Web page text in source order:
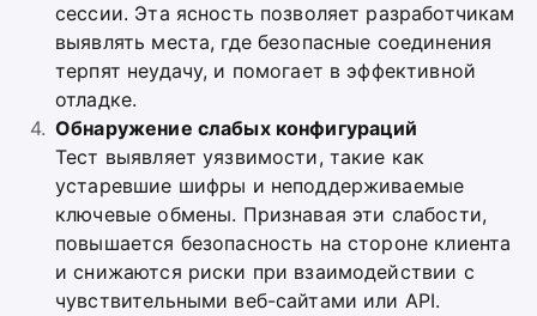
сессии. Эта ясность позволяет разработчикам
выявлять места, где безопасные соединения
терпят неудачу, и помогает в эффективной
отладке.
Обнаружение слабых конфигураций
Тест выявляет уязвимости, такие как
устаревшие шифры и неподдерживаемые
ключевые обмены. Признавая эти слабости,
повышается безопасность на стороне клиента
и снижаются риски при взаимодействии с
чувствительными веб-сайтами или API.